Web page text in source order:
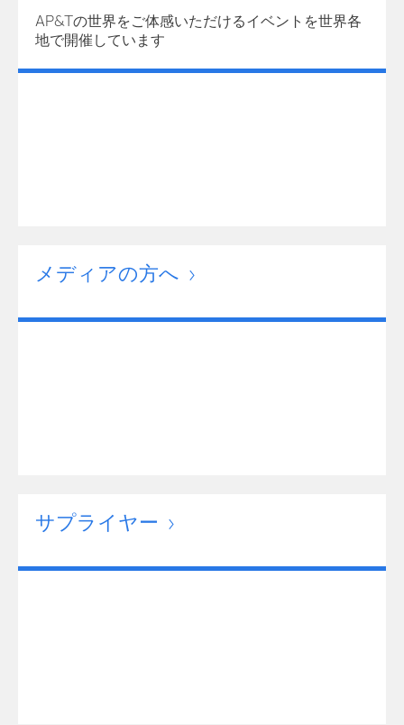
AP&Tの世界をご体感いただけるイベントを世界各
地で開催しています
メディアの方へ
サプライヤー